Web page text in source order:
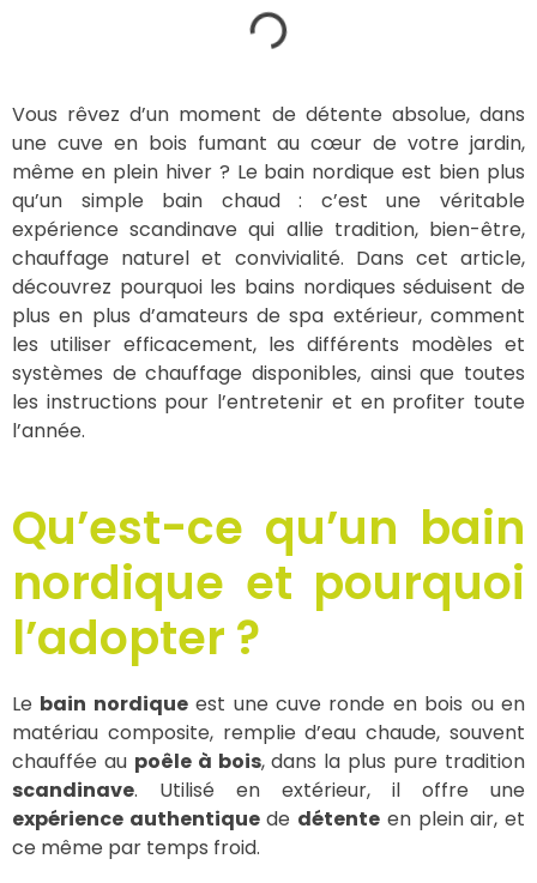
Vous rêvez d’un moment de détente absolue, dans
une cuve en bois fumant au cœur de votre jardin,
même en plein hiver ? Le bain nordique est bien plus
qu’un simple bain chaud : c’est une véritable
expérience scandinave qui allie tradition, bien-être,
chauffage naturel et convivialité. Dans cet article,
découvrez pourquoi les bains nordiques séduisent de
plus en plus d’amateurs de spa extérieur, comment
les utiliser efficacement, les différents modèles et
systèmes de chauffage disponibles, ainsi que toutes
les instructions pour l’entretenir et en profiter toute
l’année.
Qu’est-ce qu’un bain
nordique et pourquoi
l’adopter ?
Le bain nordiqueest une cuve ronde en bois ou en
matériau composite, remplie d’eau chaude, souvent
chauffée au poêle à bois, dans la plus pure tradition
scandinave. Utilisé en extérieur, il offre une
expérience authentiquede détente en plein air, et
ce même par temps froid.